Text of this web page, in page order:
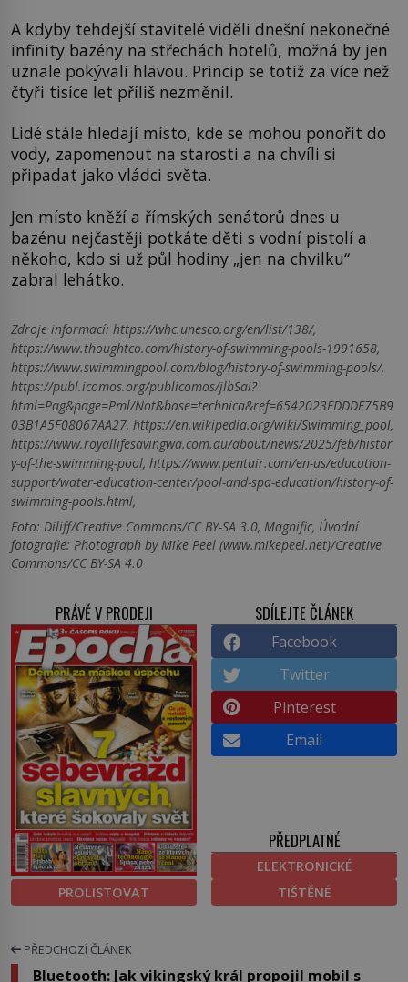
A kdyby tehdejší stavitelé viděli dnešní nekonečné
infinity bazény na střechách hotelů, možná by jen
uznale pokývali hlavou. Princip se totiž za více než
čtyři tisíce let příliš nezměnil.
Lidé stále hledají místo, kde se mohou ponořit do
vody, zapomenout na starosti a na chvíli si
připadat jako vládci světa.
Jen místo kněží a římských senátorů dnes u
bazénu nejčastěji potkáte děti s vodní pistolí a
někoho, kdo si už půl hodiny „jen na chvilku“
zabral lehátko.
Zdroje informací: https://whc.unesco.org/en/list/138/,
https://www.thoughtco.com/history-of-swimming-pools-1991658,
https://www.swimmingpool.com/blog/history-of-swimming-pools/,
https://publ.icomos.org/publicomos/jlbSai?
html=Pag&page=Pml/Not&base=technica&ref=6542023FDDDE75B9
03B1A5F08067AA27, https://en.wikipedia.org/wiki/Swimming_pool,
https://www.royallifesavingwa.com.au/about/news/2025/feb/histor
y-of-the-swimming-pool, https://www.pentair.com/en-us/education-
support/water-education-center/pool-and-spa-education/history-of-
swimming-pools.html,
Foto: Diliff/Creative Commons/CC BY-SA 3.0, Magnific, Úvodní
fotografie: Photograph by Mike Peel (www.mikepeel.net)/Creative
Commons/CC BY-SA 4.0
PRÁVĚ V PRODEJI
PROLISTOVAT
SDÍLEJTE ČLÁNEK
Facebook
Twitter
Pinterest
Email
PŘEDPLATNÉ
ELEKTRONICKÉ
TIŠTĚNÉ
PŘEDCHOZÍ ČLÁNEK
Bluetooth: Jak vikingský král propojil mobil s